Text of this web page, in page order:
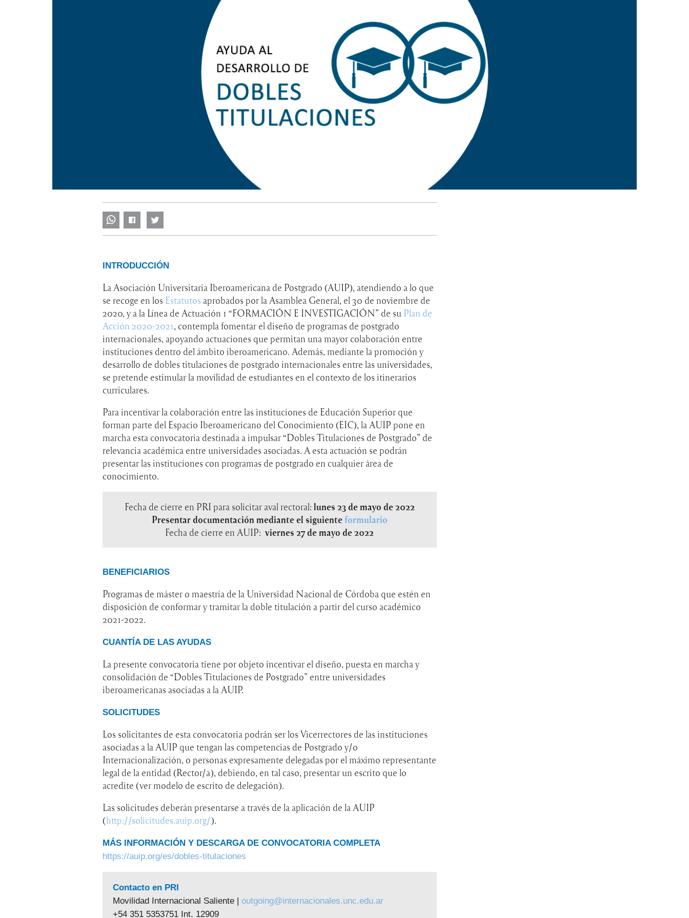
INTRODUCCIÓN
La Asociación Universitaria Iberoamericana de Postgrado (AUIP), atendiendo a lo que
se recoge en los Estatutosaprobados por la Asamblea General, el 30 de noviembre de
2020, y a la Línea de Actuación 1 “FORMACIÓN E INVESTIGACIÓN” de su Plan de
Acción 2020-2021, contempla fomentar el diseño de programas de postgrado
internacionales, apoyando actuaciones que permitan una mayor colaboración entre
instituciones dentro del ámbito iberoamericano. Además, mediante la promoción y
desarrollo de dobles titulaciones de postgrado internacionales entre las universidades,
se pretende estimular la movilidad de estudiantes en el contexto de los itinerarios
curriculares.
Para incentivar la colaboración entre las instituciones de Educación Superior que
forman parte del Espacio Iberoamericano del Conocimiento (EIC), la AUIP pone en
marcha esta convocatoria destinada a impulsar “Dobles Titulaciones de Postgrado” de
relevancia académica entre universidades asociadas. A esta actuación se podrán
presentar las instituciones con programas de postgrado en cualquier área de
conocimiento.
Fecha de cierre en PRI para solicitar aval rectoral: lunes 23 de mayo de 2022
Presentar documentación mediante el siguienteformulario
Fecha de cierre en AUIP:viernes 27 de mayo de 2022
BENEFICIARIOS
Programas de máster o maestría de la Universidad Nacional de Córdoba que estén en
disposición de conformar y tramitar la doble titulación a partir del curso académico
2021-2022.
CUANTÍA DE LAS AYUDAS
La presente convocatoria tiene por objeto incentivar el diseño, puesta en marcha y
consolidación de “Dobles Titulaciones de Postgrado” entre universidades
iberoamericanas asociadas a la AUIP.
SOLICITUDES
Los solicitantes de esta convocatoria podrán ser los Vicerrectores de las instituciones
asociadas a la AUIP que tengan las competencias de Postgrado y/o
Internacionalización, o personas expresamente delegadas por el máximo representante
legal de la entidad (Rector/a), debiendo, en tal caso, presentar un escrito que lo
acredite (ver modelo de escrito de delegación).
Las solicitudes deberán presentarse a través de la aplicación de la AUIP
(http://solicitudes.auip.org/).
MÁS INFORMACIÓN Y DESCARGA DE CONVOCATORIA COMPLETA
https://auip.org/es/dobles-titulaciones
Contacto en PRI
Movilidad Internacional Saliente | outgoing@internacionales.unc.edu.ar
+54 351 5353751 Int. 12909